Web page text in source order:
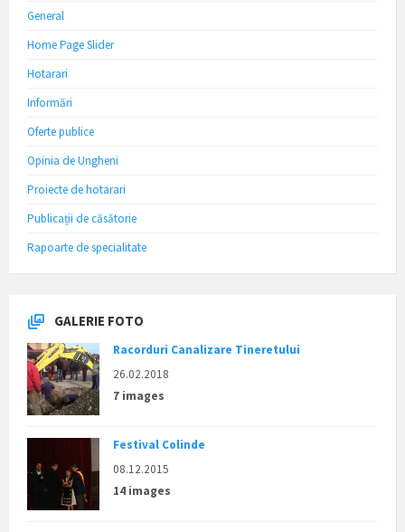
General
Home Page Slider
Hotarari
Informări
Oferte publice
Opinia de Ungheni
Proiecte de hotarari
Publicații de căsătorie
Rapoarte de specialitate
GALERIE FOTO
Racorduri Canalizare Tineretului
26.02.2018
7 images
Festival Colinde
08.12.2015
14 images